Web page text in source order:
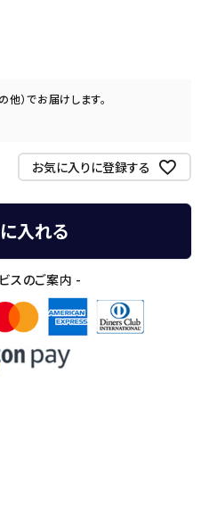
他）でお届けします。
お気に入りに登録する
入れる
スのご案内 -